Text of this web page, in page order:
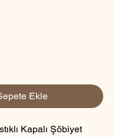
Ekle
Kapalı Şöbiyet